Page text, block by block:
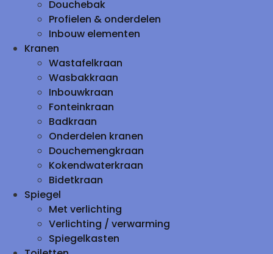
Douchebak
Profielen & onderdelen
Inbouw elementen
Kranen
Wastafelkraan
Wasbakkraan
Inbouwkraan
Fonteinkraan
Badkraan
Onderdelen kranen
Douchemengkraan
Kokendwaterkraan
Bidetkraan
Spiegel
Met verlichting
Verlichting / verwarming
Spiegelkasten